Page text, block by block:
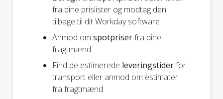
fra dine prislister og modtag den
tilbage til dit Workday software
Anmod om spotpriserfra dine
fragtmænd
Find de estimerede leveringstiderfor
transport eller anmod om estimater
fra fragtmænd